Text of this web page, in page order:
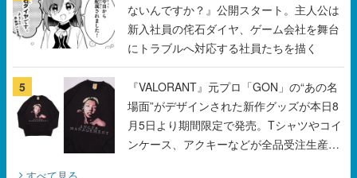
ないんですか？』公開スタート。主人公は
新入社員の侘石ダイヤ、ゲーム会社を舞台
にトラブルへ対応する社員たちを描く
5
『VALORANT』元プロ「GON」の“あの名
場面”がデザインされた新作グッズが本日8
月5日より期間限定で発売。Tシャツやコイ
ンケース、アクキーなどが全品受注生産で